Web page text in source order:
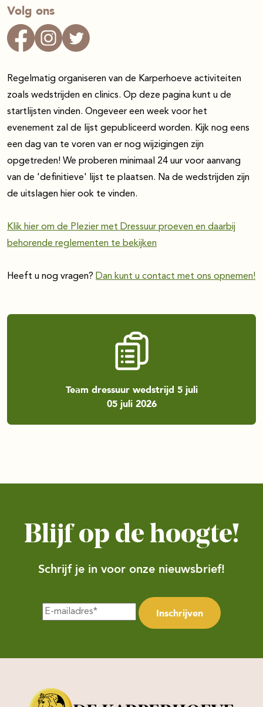
Volg ons
Regelmatig organiseren van de Karperhoeve activiteiten
zoals wedstrijden en clinics. Op deze pagina kunt u de
startlijsten vinden. Ongeveer een week voor het
evenement zal de lijst gepubliceerd worden. Kijk nog eens
een dag van te voren van er nog wijzigingen zijn
opgetreden! We proberen minimaal 24 uur voor aanvang
van de 'definitieve' lijst te plaatsen. Na de wedstrijden zijn
de uitslagen hier ook te vinden.
Klik hier om de Plezier met Dressuur proeven en daarbij
behorende reglementen te bekijken
Heeft u nog vragen? Dan kunt u contact met ons opnemen!
Team dressuur wedstrijd 5 juli
05 juli 2026
Blijf op de hoogte!
Schrijf je in voor onze nieuwsbrief!
Inschrijven